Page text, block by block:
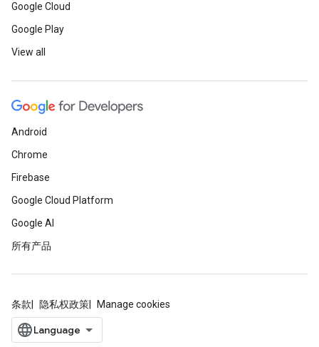
Google Cloud
Google Play
View all
Android
Chrome
Firebase
Google Cloud Platform
Google AI
所有产品
条款 隐私权政策 Manage cookies